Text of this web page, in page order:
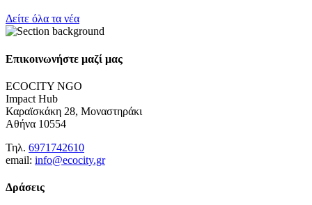
Δείτε όλα τα νέα
Επικοινωνήστε μαζί μας
ECOCITY NGO
Impact Hub
Καραϊσκάκη 28, Μοναστηράκι
Αθήνα 10554
Τηλ. 6971742610
email: info@ecocity.gr
Δράσεις